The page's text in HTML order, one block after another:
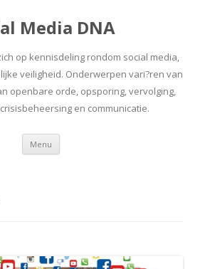
Media DNA
op kennisdeling rondom social media,
veiligheid. Onderwerpen vari?ren van
openbare orde, opsporing, vervolging,
en communicatie.
Menu Spring
inhoud